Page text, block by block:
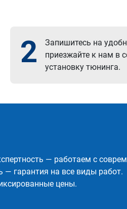
2
Запишитесь на
приезжайте к нам в
установку тюнинга.
— работаем с
— гарантия на все виды работ.
цены.